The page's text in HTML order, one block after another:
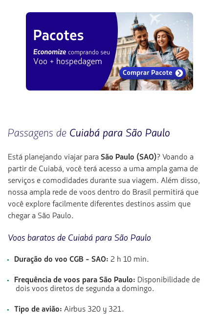
Passagens de Cuiabá para São Paulo
Está planejando viajar paraSão Paulo (SAO)? Voando a
partir de Cuiabá, você terá acesso a uma ampla gama de
serviços e comodidades durante sua viagem. Além disso,
nossa ampla rede de voos dentro do Brasil permitirá que
você explore facilmente diferentes destinos assim que
chegar a São Paulo.
Voos baratos de Cuiabá para São Paulo
Duração do voo CGB - SAO: 2 h 10 min.
Frequência de voos para São Paulo: Disponibilidade de
dois voos diretos de segunda a domingo.
Tipo de avião: Airbus 320 y 321.